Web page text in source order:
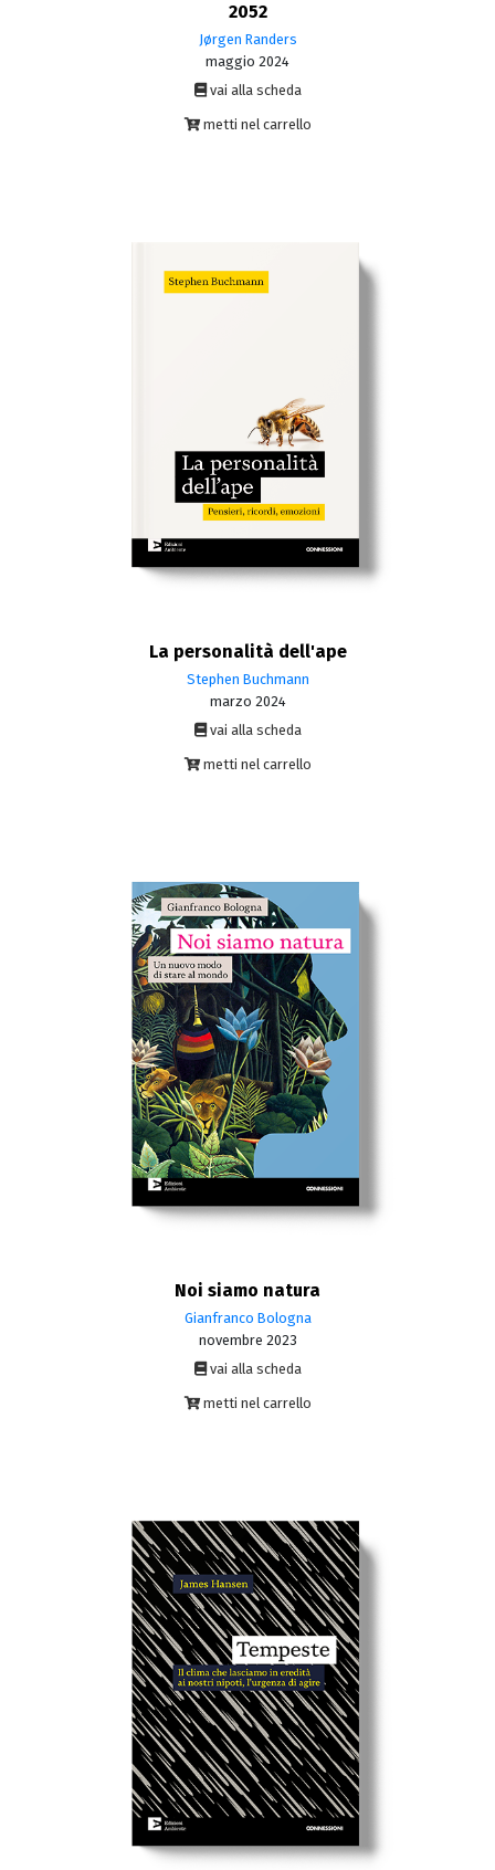
2052
Jørgen Randers
maggio 2024
vai alla scheda
metti nel carrello
La personalità dell'ape
Stephen Buchmann
marzo 2024
vai alla scheda
metti nel carrello
Noi siamo natura
Gianfranco Bologna
novembre 2023
vai alla scheda
metti nel carrello